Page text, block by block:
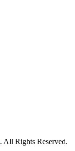
. All Rights Reserved.